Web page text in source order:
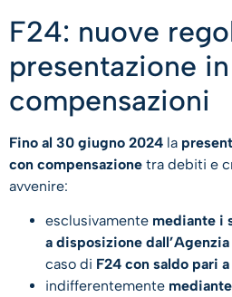
F24: nuove
presentazione
compensazioni
Fino al 30 giugno 2024 la
con compensazione tra debiti e
avvenire:
esclusivamente mediante i
a disposizione
caso di F24 con saldo pari
indifferentemente